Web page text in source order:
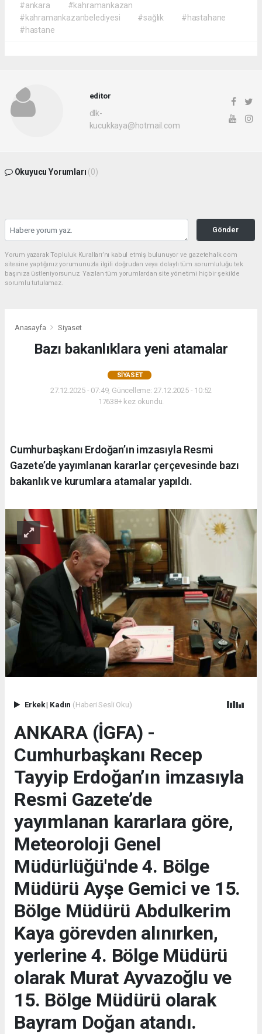
#ankara
#kahramankazan
#kahramankazanbelediyesi
#sağlık
#hastahane
#hastane
editor
dlk-
kucukkaya@hotmail.com
Okuyucu Yorumları (0)
Gönder
Yorum yazarak Topluluk Kuralları’nı kabul etmiş bulunuyor ve gazetehalk.com
sitesine yaptığınız yorumunuzla ilgili doğrudan veya dolaylı tüm sorumluluğu tek
başınıza üstleniyorsunuz. Yazılan tüm yorumlardan site yönetimi hiçbir şekilde
sorumlu tutulamaz.
Anasayfa Siyaset
Bazı bakanlıklara yeni atamalar
SIYASET
27.12.2025 - 07:49, Güncelleme: 27.12.2025 - 10:52
17638+ kez okundu.
Cumhurbaşkanı Erdoğan’ın imzasıyla Resmi
Gazete’de yayımlanan kararlar çerçevesinde bazı
bakanlık ve kurumlara atamalar yapıldı.
Erkek| Kadın (Haberi Sesli Oku)
ANKARA (İGFA) -
Cumhurbaşkanı Recep
Tayyip Erdoğan’ın imzasıyla
Resmi Gazete’de
yayımlanan kararlara göre,
Meteoroloji Genel
Müdürlüğü'nde 4. Bölge
Müdürü Ayşe Gemici ve 15.
Bölge Müdürü Abdulkerim
Kaya görevden alınırken,
yerlerine 4. Bölge Müdürü
olarak Murat Ayvazoğlu ve
15. Bölge Müdürü olarak
Bayram Doğan atandı.